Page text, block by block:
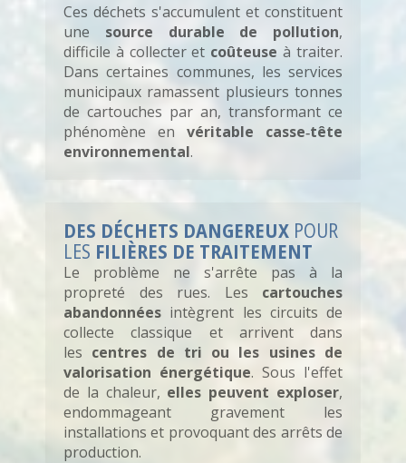
Ces déchets s'accumulent et constituent
une source durable de pollution,
difficile à collecter et coûteuse à traiter.
Dans certaines communes, les services
municipaux ramassent plusieurs tonnes
de cartouches par an, transformant ce
phénomène en véritable casse‑tête
environnemental.
DES DÉCHETS DANGEREUX POUR
LES FILIÈRES DE TRAITEMENT
Le problème ne s'arrête pas à la
propreté des rues. Les cartouches
abandonnées intègrent les circuits de
collecte classique et arrivent dans
les centres de tri ou les usines de
valorisation énergétique. Sous l'effet
de la chaleur, elles peuvent exploser,
endommageant gravement les
installations et provoquant des arrêts de
production.